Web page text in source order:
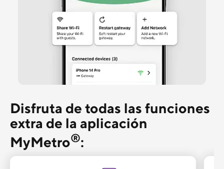
Disfruta de todas las funciones
extra de la aplicación
MyMetro®: